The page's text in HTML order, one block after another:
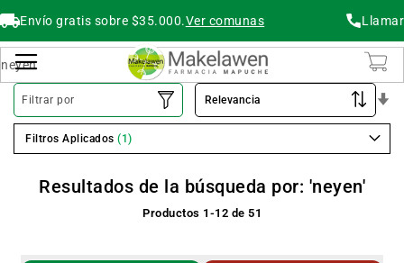
Envío gratis sobre $35.000.Ver comunas Llamar
Resultados de la búsqueda por: 'neyen'
Productos 1 -12 de 51
Filtrar por
Filtros Aplicados